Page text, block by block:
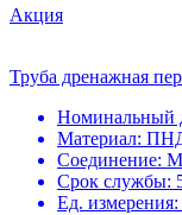
Акция
Труба дренажная
Номинальный
Материал:
Соединение:
Срок службы:
Ед. измерения: